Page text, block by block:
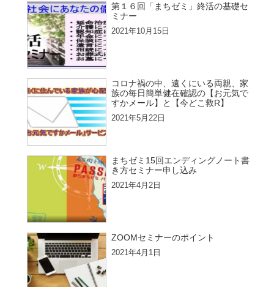
第１６回「まちゼミ」終活の基礎セ
ミナー
2021年10月15日
コロナ禍の中、遠くにいる両親、家
族の毎日簡単健在確認の【お元気で
すかメール】と【今どこ救R】
2021年5月22日
まちゼミ15回エンディングノート書
き方セミナー申し込み
2021年4月2日
ZOOMセミナーのポイント
2021年4月1日